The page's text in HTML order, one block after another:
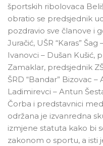
športskih ribolovaca
obratio se predsjednik
pozdravio sve članove i
Juračić, UŠR “Karas” Šag
Ivanovci – Dušan Kušić,
Zamaklar, predsjednik
ŠRD “Bandar” Bizovac –
Ladimirevci – Antun
Čorba i predstavnici
održana je izvanredna
izmjene statuta kako bi
zakonom o sportu, a isti